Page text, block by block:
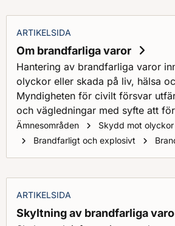
ARTIKELSIDA
Om brandfarliga varor
Hantering av brandfarliga varor
olyckor eller skada på liv, hälsa
Myndigheten för civilt försvar
och vägledningar med syfte att
begränsa konsekvenserna av
involverar brandfarliga varor.
Ämnesområden
Skydd mot
Brandfarligt och explosivt
ARTIKELSIDA
Skyltning av brandfarliga